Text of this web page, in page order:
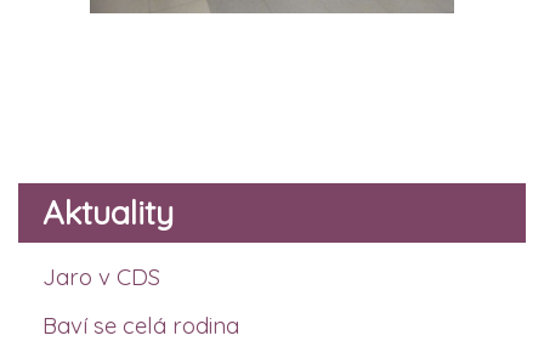
Aktuality
Jaro v CDS
Baví se celá rodina